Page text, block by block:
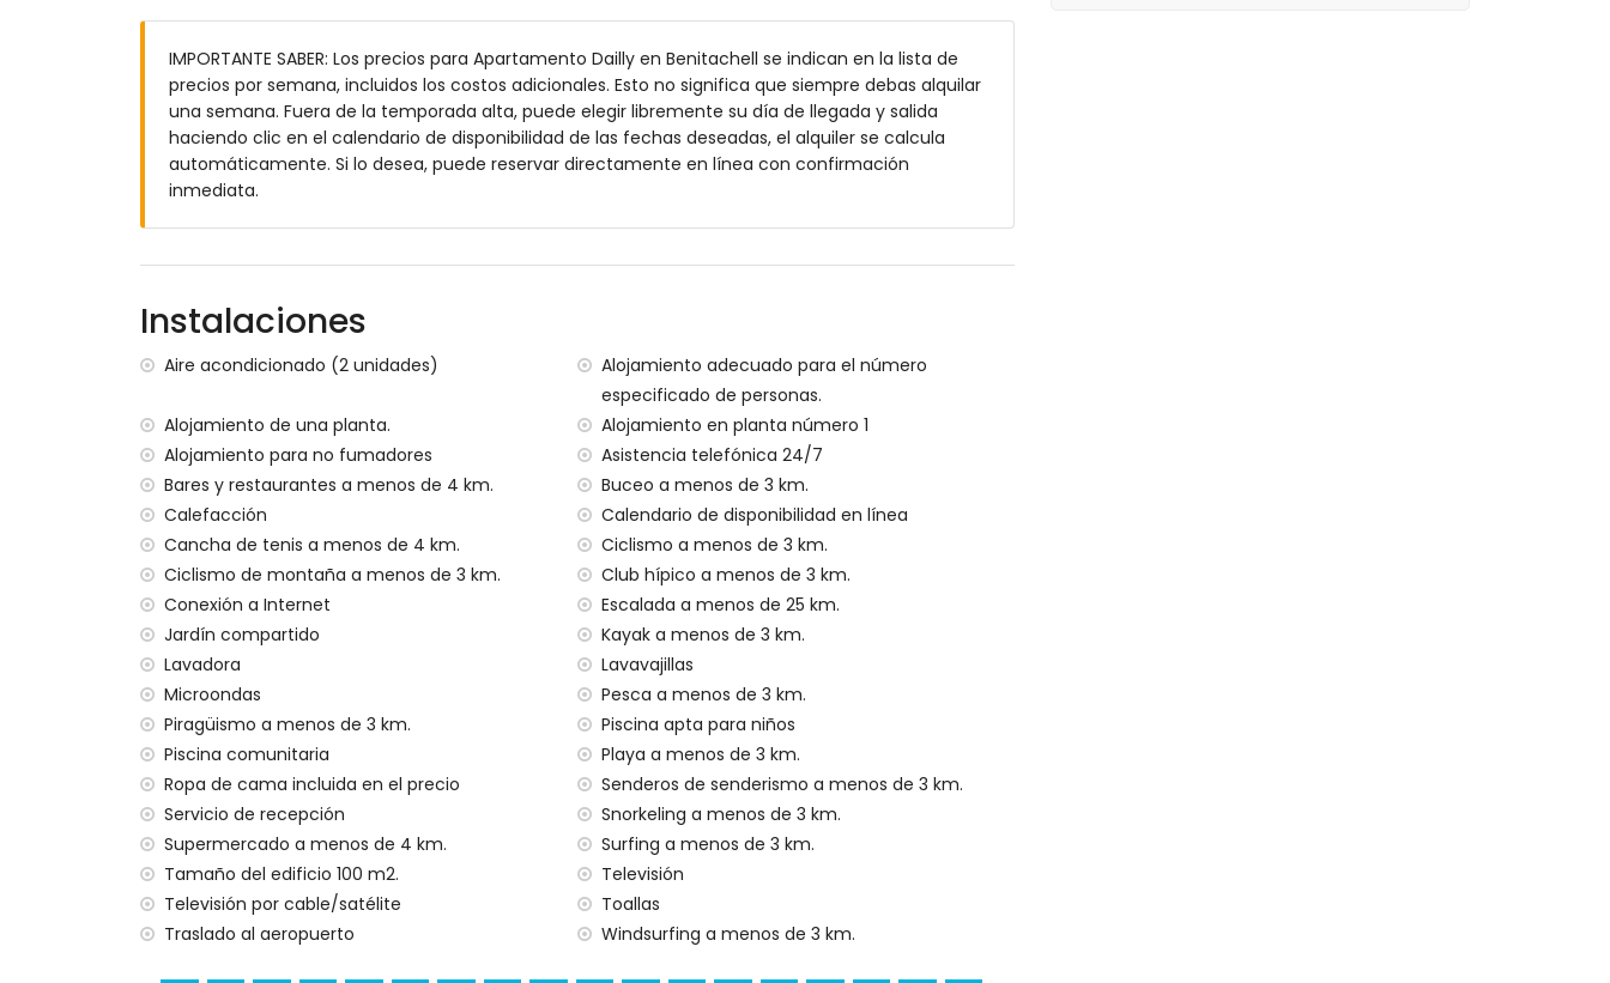
terraza
ducha exterior
zona de estar exterior y área de comedor exterior
espacio de aparcamiento comunitario
Más información
pueblo más cercano: Poble Nou de Benitachell (a menos de 3 kilómetros del apartamento)
puerto más cercano: El Portet, Moraira (a menos de 10 kilómetros del apartamento)
parque más cercano: Circle Park, Moraira (a menos de 10 kilómetros del apartamento)
aeropuerto más cercano: Alicante (a menos de 100 kilómetros del apartamento)
segundo aeropuerto más cercano: Valencia (a menos de 100 kilómetros del apartamento)
no se admiten mascotas
El alojamiento es muy adecuado para familias con niños
Instalaciones y servicios incluidos en el precio del alquiler del apartamento
internet (WiFi)
plancha y tabla de planchar
ropa de cama y toallas
servicio de recepción y servicio de emergencia 24 horas
calefacción por aire y con aire acondicionado
Instalaciones y servicios con cargo extra
servicio de aeropuerto
cama extra (a petición)
Entretenimiento y actividades de ocio para sus vacaciones en Benitachell, Costa Blanca
bar (a menos de 5 kilómetros de la casa)
Lugares de interés y cultura en Benitachell, Costa Blanca
edificio arquitectónico (Pueblo Histórico, Benitachell), lugar histórico (Pueblo Histórico y
Benitachell) (a menos de 5 kilómetros del alojamiento)
IMPORTANTE SABER: Los precios para Apartamento Dailly en Benitachell se indican en la lista de
precios por semana, incluidos los costos adicionales. Esto no significa que siempre debas alquilar
una semana. Fuera de la temporada alta, puede elegir libremente su día de llegada y salida
haciendo clic en el calendario de disponibilidad de las fechas deseadas, el alquiler se calcula
automáticamente. Si lo desea, puede reservar directamente en línea con confirmación
inmediata.
Instalaciones
Aire acondicionado (2 unidades)
Alojamiento adecuado para el número
especificado de personas.
Alojamiento de una planta.
Alojamiento en planta número 1
Alojamiento para no fumadores
Asistencia telefónica 24/7
Bares y restaurantes a menos de 4 km.
Buceo a menos de 3 km.
Calefacción
Calendario de disponibilidad en línea
Cancha de tenis a menos de 4 km.
Ciclismo a menos de 3 km.
Ciclismo de montaña a menos de 3 km.
Club hípico a menos de 3 km.
Conexión a Internet
Escalada a menos de 25 km.
Jardín compartido
Kayak a menos de 3 km.
Lavadora
Lavavajillas
Microondas
Pesca a menos de 3 km.
Piragüismo a menos de 3 km.
Piscina apta para niños
Piscina comunitaria
Playa a menos de 3 km.
Ropa de cama incluida en el precio
Senderos de senderismo a menos de 3 km.
Servicio de recepción
Snorkeling a menos de 3 km.
Supermercado a menos de 4 km.
Surfing a menos de 3 km.
Tamaño del edificio 100 m2.
Televisión
Televisión por cable/satélite
Toallas
Traslado al aeropuerto
Windsurfing a menos de 3 km.